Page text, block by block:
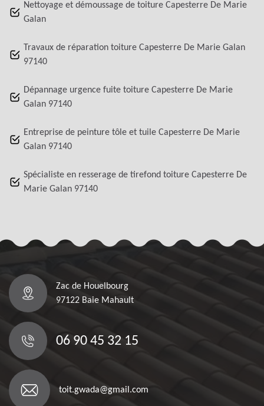
Nettoyage et démoussage de toiture Capesterre De Marie
Galan
Travaux de réparation toiture Capesterre De Marie Galan
97140
Dépannage urgence fuite toiture Capesterre De Marie
Galan 97140
Entreprise de peinture tôle et tuile Capesterre De Marie
Galan 97140
Spécialiste en resserage de tirefond toiture Capesterre De
Marie Galan 97140
Zac de Houelbourg
97122 Baie Mahault
06 90 45 32 15
toit.gwada@gmail.com